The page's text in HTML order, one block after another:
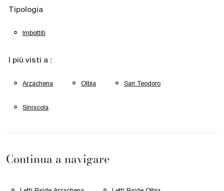
Tipologia
Imbottiti
I più visti a :
Arzachena Olbia San Teodoro
Siniscola
Continua a navigare